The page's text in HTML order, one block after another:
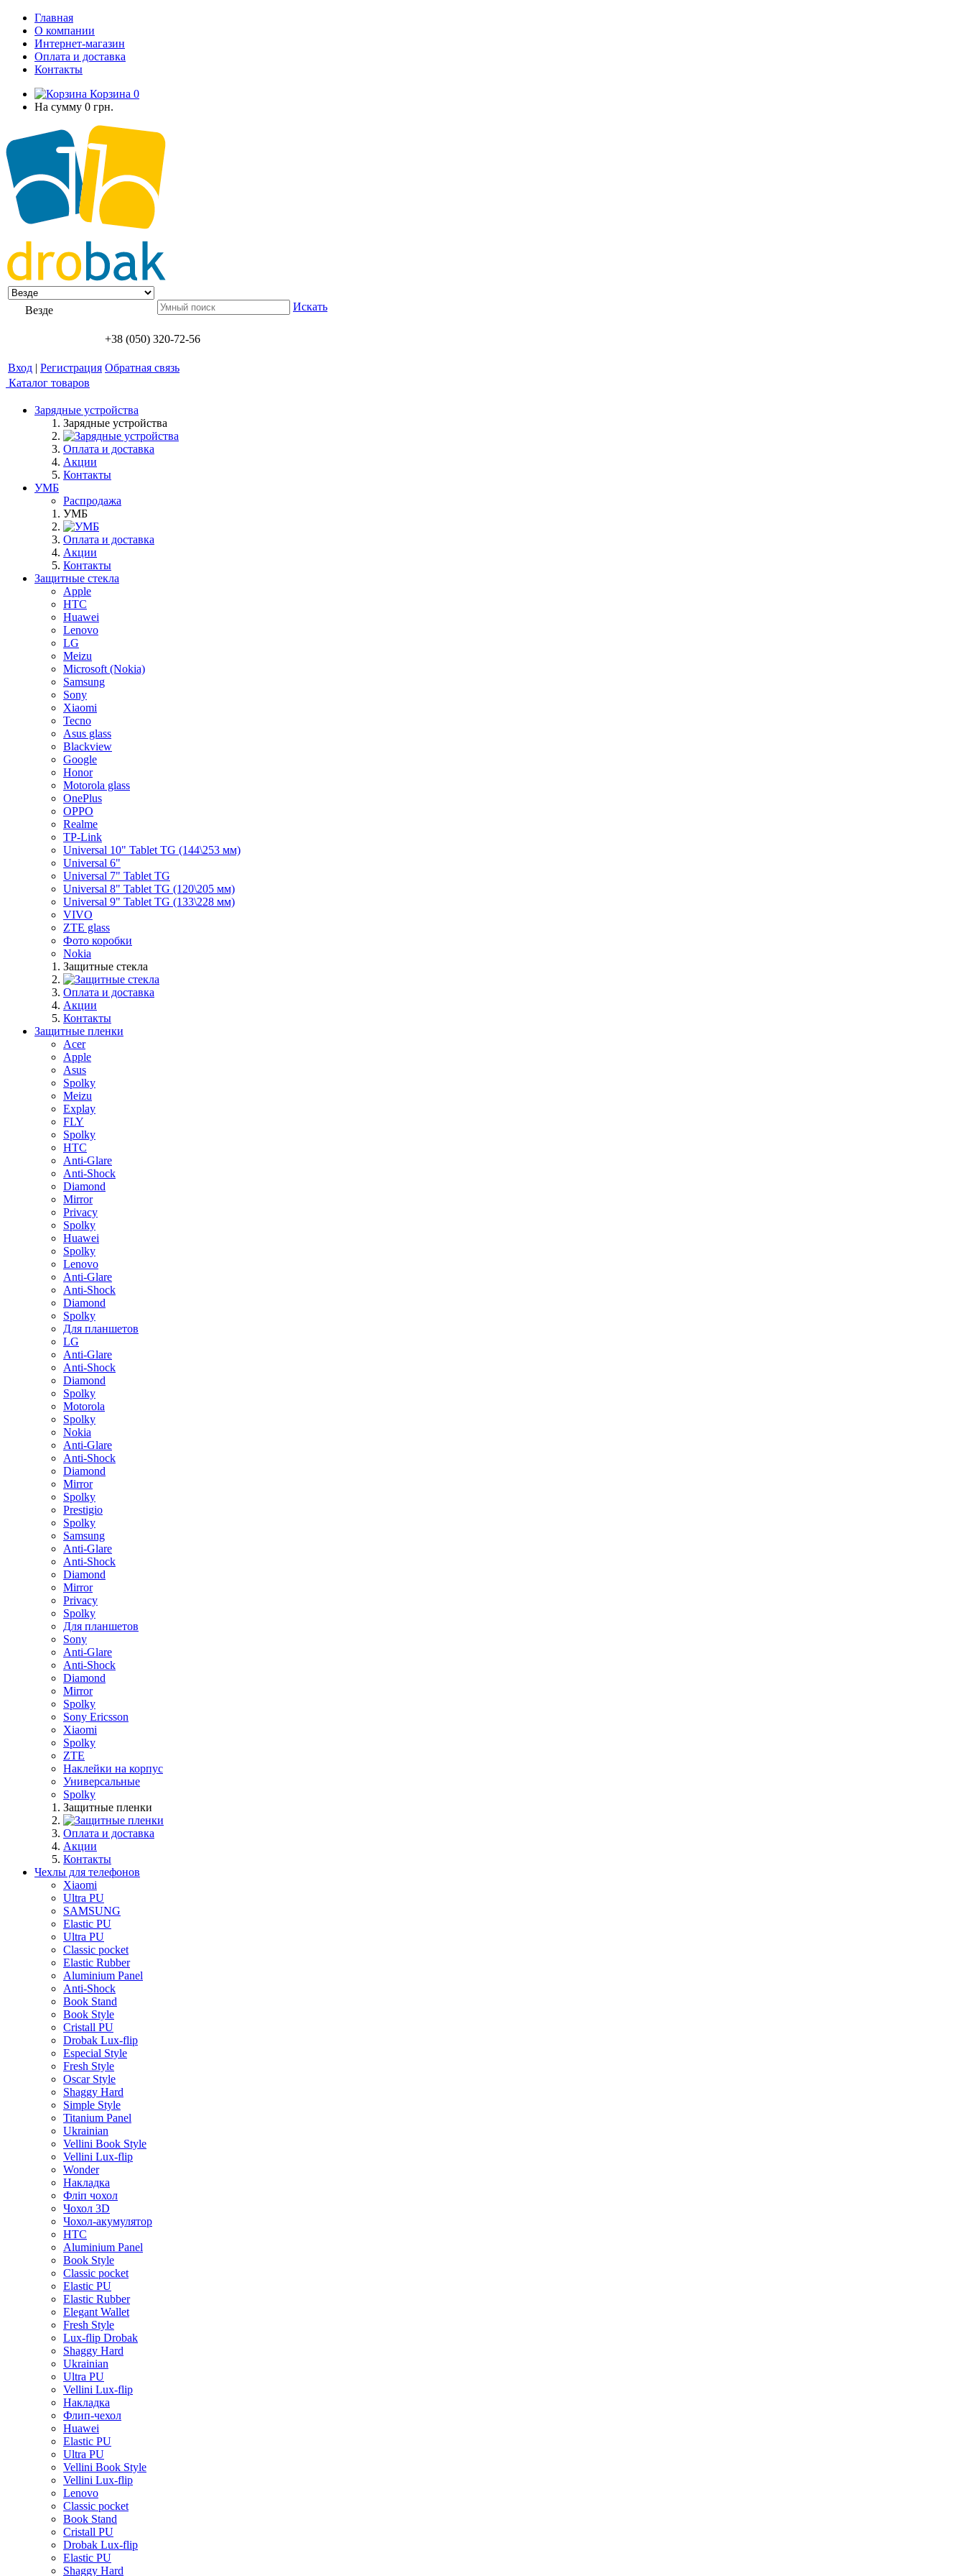
Главная
О компании
Интернет-магазин
Оплата и доставка
Контакты
Корзина 0
На сумму 0 грн.
Везде Искать
+38 (050) 320-72-56
Вход | Регистрация Обратная связь
Каталог товаров
Зарядные устройства
Зарядные устройства
Оплата и доставка
Акции
Контакты
УМБ
Распродажа
УМБ
Оплата и доставка
Акции
Контакты
Защитные стекла
Apple
HTC
Huawei
Lenovo
LG
Meizu
Microsoft (Nokia)
Samsung
Sony
Xiaomi
Tecno
Asus glass
Blackview
Google
Honor
Motorola glass
OnePlus
OPPO
Realme
TP-Link
Universal 10" Tablet TG (144\253 мм)
Universal 6"
Universal 7" Tablet TG
Universal 8" Tablet TG (120\205 мм)
Universal 9" Tablet TG (133\228 мм)
VIVO
ZTE glass
Фото коробки
Nokia
Защитные стекла
Оплата и доставка
Акции
Контакты
Защитные пленки
Acer
Apple
Asus
Spolky
Meizu
Explay
FLY
Spolky
HTC
Anti-Glare
Anti-Shock
Diamond
Mirror
Privacy
Spolky
Huawei
Spolky
Lenovo
Anti-Glare
Anti-Shock
Diamond
Spolky
Для планшетов
LG
Anti-Glare
Anti-Shock
Diamond
Spolky
Motorola
Spolky
Nokia
Anti-Glare
Anti-Shock
Diamond
Mirror
Spolky
Prestigio
Spolky
Samsung
Anti-Glare
Anti-Shock
Diamond
Mirror
Privacy
Spolky
Для планшетов
Sony
Anti-Glare
Anti-Shock
Diamond
Mirror
Spolky
Sony Ericsson
Xiaomi
Spolky
ZTE
Наклейки на корпус
Универсальные
Spolky
Защитные пленки
Оплата и доставка
Акции
Контакты
Чехлы для телефонов
Xiaomi
Ultra PU
SAMSUNG
Elastic PU
Ultra PU
Classic pocket
Elastic Rubber
Aluminium Panel
Anti-Shock
Book Stand
Book Style
Cristall PU
Drobak Lux-flip
Especial Style
Fresh Style
Oscar Style
Shaggy Hard
Simple Style
Titanium Panel
Ukrainian
Vellini Book Style
Vellini Lux-flip
Wonder
Накладка
Фліп чохол
Чохол 3D
Чохол-акумулятор
HTC
Aluminium Panel
Book Style
Classic pocket
Elastic PU
Elastic Rubber
Elegant Wallet
Fresh Style
Lux-flip Drobak
Shaggy Hard
Ukrainian
Ultra PU
Vellini Lux-flip
Накладка
Флип-чехол
Huawei
Elastic PU
Ultra PU
Vellini Book Style
Vellini Lux-flip
Lenovo
Classic pocket
Book Stand
Cristall PU
Drobak Lux-flip
Elastic PU
Shaggy Hard